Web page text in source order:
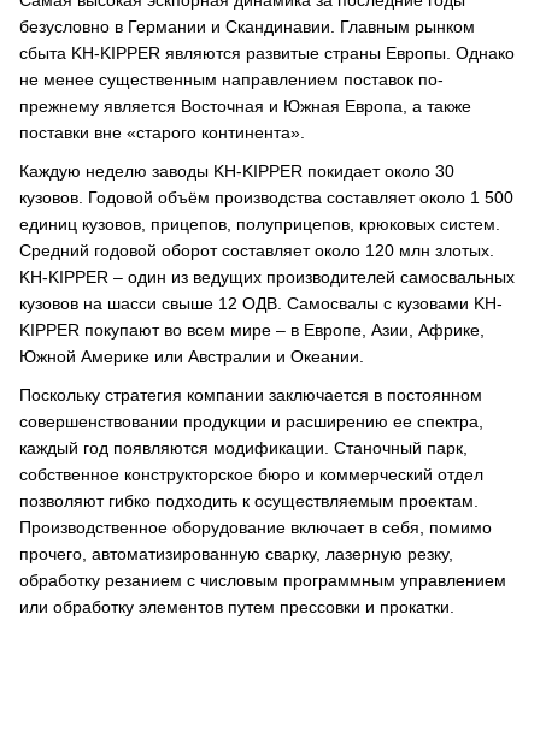
безусловно в Германии и Скандинавии. Главным рынком
сбыта KH-KIPPER являются развитые страны Европы. Однако
не менее существенным направлением поставок по-
прежнему является Восточная и Южная Европа, а также
поставки вне «старого континента».
Каждую неделю заводы KH-KIPPER покидает около 30
кузовов. Годовой объём производства составляет около 1 500
единиц кузовов, прицепов, полуприцепов, крюковых систем.
Средний годовой оборот составляет около 120 млн злотых.
KH-KIPPER – один из ведущих производителей самосвальных
кузовов на шасси свыше 12 ОДВ. Самосвалы с кузовами KH-
KIPPER покупают во всем мире – в Европе, Азии, Африке,
Южной Америке или Австралии и Океании.
Поскольку стратегия компании заключается в постоянном
совершенствовании продукции и расширению ее спектра,
каждый год появляются модификации. Станочный парк,
собственное конструкторское бюро и коммерческий отдел
позволяют гибко подходить к осуществляемым проектам.
Производственное оборудование включает в себя, помимо
прочего, автоматизированную сварку, лазерную резку,
обработку резанием с числовым программным управлением
или обработку элементов путем прессовки и прокатки.